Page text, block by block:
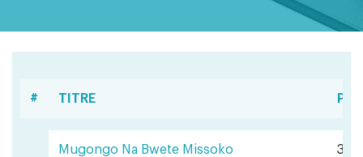
# TITRE
Mugongo Na Bwete Missoko 351